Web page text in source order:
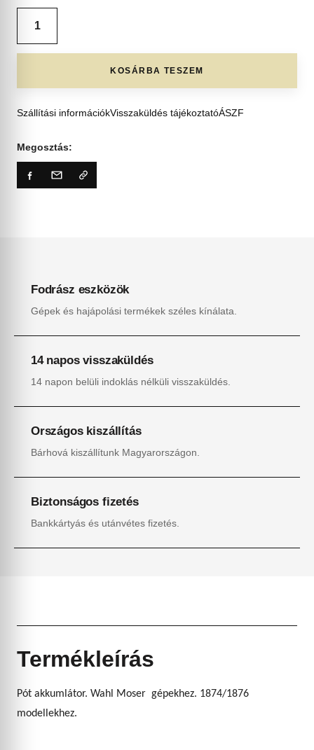
KOSÁRBA TESZEM
Szállítási információkVisszaküldés tájékoztatóÁSZF
Megosztás:
Fodrász eszközök
Gépek és hajápolási termékek széles kínálata.
14 napos visszaküldés
14 napon belüli indoklás nélküli visszaküldés.
Országos kiszállítás
Bárhová kiszállítunk Magyarországon.
Biztonságos fizetés
Bankkártyás és utánvétes fizetés.
Termékleírás
Pót akkumlátor. Wahl Moser gépekhez. 1874/1876
modellekhez.